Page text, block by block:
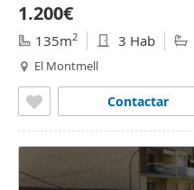
1.200€
135m2 3 Hab
El Montmell
Contactar